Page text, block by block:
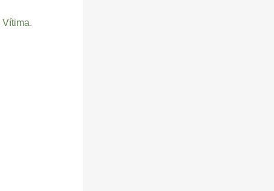
Vítima.